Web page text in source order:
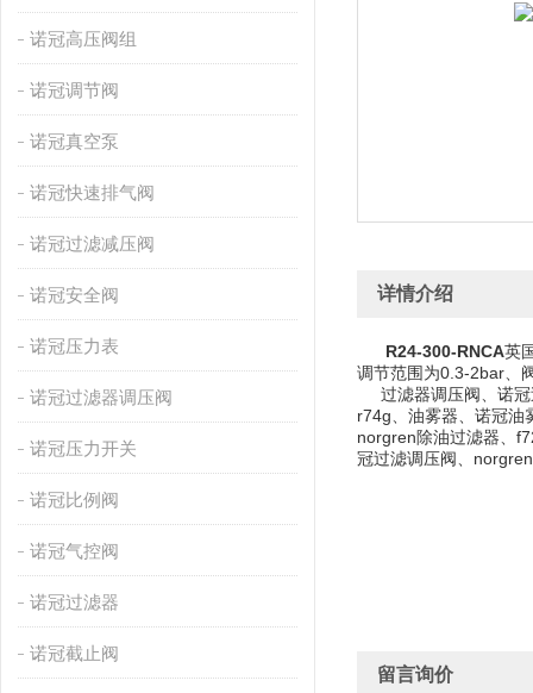
诺冠高压阀组
诺冠调节阀
诺冠真空泵
诺冠快速排气阀
诺冠过滤减压阀
诺冠安全阀
诺冠压力表
诺冠过滤器调压阀
诺冠压力开关
诺冠比例阀
诺冠气控阀
诺冠过滤器
诺冠截止阀
详情介绍
R24-300-RNCA英
调节范围为0.3-2bar、
过滤器调压阀、诺冠
r74g、油雾器、诺冠油
norgren除油过滤器、
冠过滤调压阀、
留言询价